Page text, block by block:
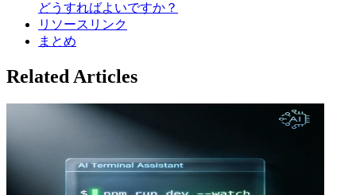
どうすればよいですか？
リソースリンク
まとめ
Related Articles